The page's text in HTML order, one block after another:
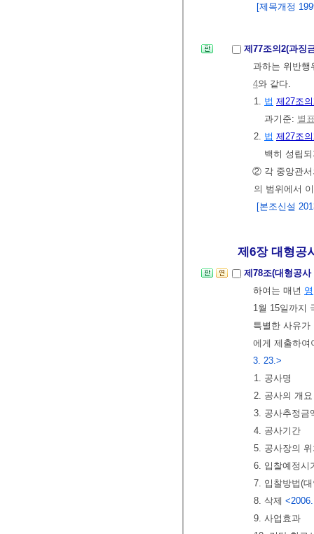
[제목개정
제77조의2(과징
과하는 위반
4와 같다.
1. 법 제27조
과기준: 별
2. 법 제27조
백히 성립
② 각 중앙관서
의 범위에서
[본조신설
제6장 대형공
제78조(대형공
하여는 매년 영
1월 15일까지
특별한 사유
에게 제출하
3. 23.>
1. 공사명
2. 공사의 개요
3. 공사추정금
4. 공사기간
5. 공사장의
6. 입찰예정시
7. 입찰방법(
8. 삭제
9. 사업효과